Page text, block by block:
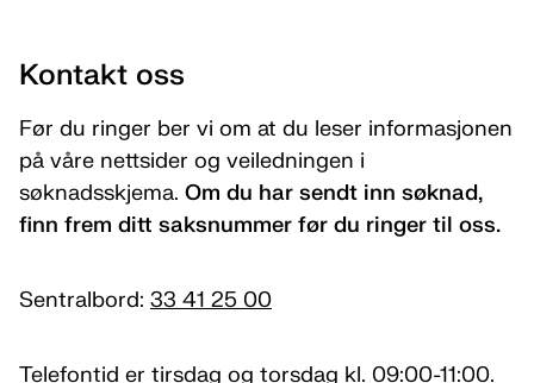
Kontakt oss
Før du ringer ber vi om at du leser informasjonen
på våre nettsider og veiledningen i
søknadsskjema. Om du har sendt inn søknad,
finn frem ditt saksnummer før du ringer til oss.
Sentralbord: 33 41 25 00
Telefontid er tirsdag og torsdag kl. 09:00-11:00.